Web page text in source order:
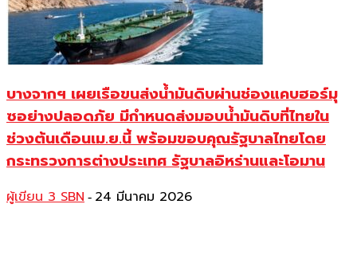
บางจากฯ เผยเรือขนส่งน้ำมันดิบผ่านช่องแคบฮอร์มุ
ซอย่างปลอดภัย มีกำหนดส่งมอบน้ำมันดิบที่ไทยใน
ช่วงต้นเดือนเม.ย.นี้ พร้อมขอบคุณรัฐบาลไทยโดย
กระทรวงการต่างประเทศ รัฐบาลอิหร่านและโอมาน
ผู้เขียน 3 SBN - 24 มีนาคม 2026